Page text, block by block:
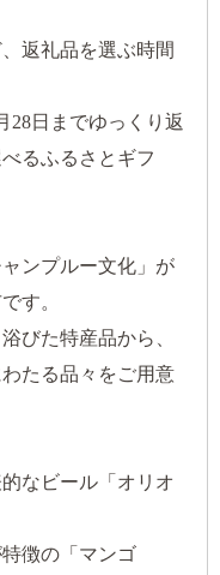
返礼品を選ぶ時間
28日までゆっくり返
るふるさとギフ
ンプルー文化」が
す。
びた特産品から、
たる品々をご用意
なビール「オリオ
徴の「マンゴ